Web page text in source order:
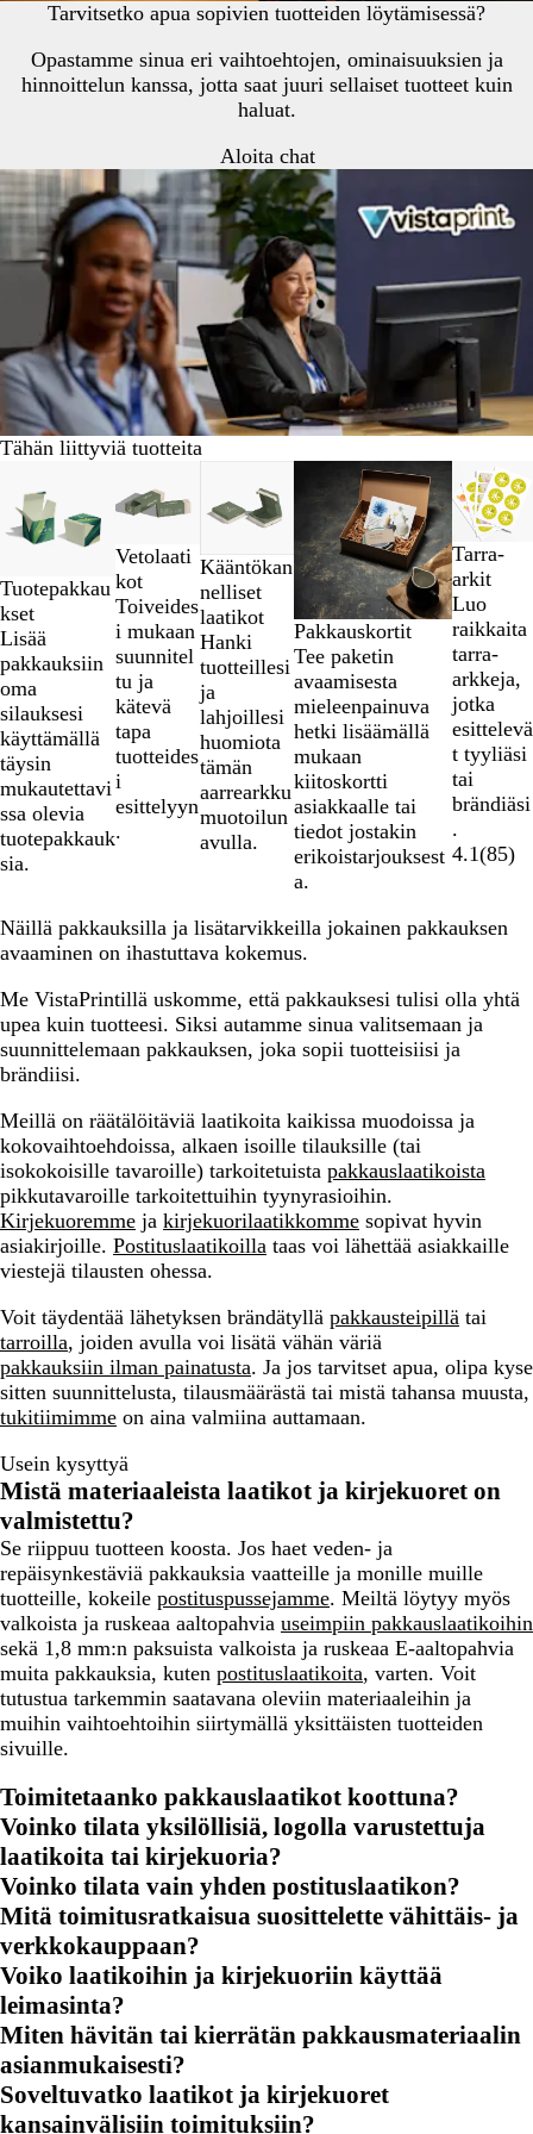
Tarvitsetko apua sopivien tuotteiden löytämisessä?
Opastamme sinua eri vaihtoehtojen, ominaisuuksien ja
hinnoittelun kanssa, jotta saat juuri sellaiset tuotteet kuin
haluat.
Aloita chat
Tähän liittyviä tuotteita
Tuotepakkau
kset
Lisää
pakkauksiin
oma
silauksesi
käyttämällä
täysin
mukautettavi
ssa olevia
tuotepakkauk
sia.
Vetolaati
kot
Toiveides
i mukaan
suunnitel
tu ja
kätevä
tapa
tuotteides
i
esittelyyn
.
Kääntökan
nelliset
laatikot
Hanki
tuotteillesi
ja
lahjoillesi
huomiota
tämän
aarrearkku
muotoilun
avulla.
Pakkauskortit
Tee paketin
avaamisesta
mieleenpainuva
hetki lisäämällä
mukaan
kiitoskortti
asiakkaalle tai
tiedot jostakin
erikoistarjouksest
a.
Uudet
Tarra-
arkit
Luo
raikkaita
tarra-
arkkeja,
jotka
esittelevä
t tyyliäsi
tai
brändiäsi
.
4.1(85)
5
Näillä pakkauksilla ja lisätarvikkeilla jokainen pakkauksen
avaaminen on ihastuttava kokemus.
Me VistaPrintillä uskomme, että pakkauksesi tulisi olla yhtä
upea kuin tuotteesi. Siksi autamme sinua valitsemaan ja
suunnittelemaan pakkauksen, joka sopii tuotteisiisi ja
brändiisi.
Meillä on räätälöitäviä laatikoita kaikissa muodoissa ja
kokovaihtoehdoissa, alkaen isoille tilauksille (tai
isokokoisille tavaroille) tarkoitetuista pakkauslaatikoista
pikkutavaroille tarkoitettuihin tyynyrasioihin.
Kirjekuoremme ja kirjekuorilaatikkomme sopivat hyvin
asiakirjoille. Postituslaatikoilla taas voi lähettää asiakkaille
viestejä tilausten ohessa.
Voit täydentää lähetyksen brändätyllä pakkausteipillä tai
tarroilla, joiden avulla voi lisätä vähän väriä
pakkauksiin ilman painatusta. Ja jos tarvitset apua, olipa kyse
sitten suunnittelusta, tilausmäärästä tai mistä tahansa muusta,
tukitiimimme on aina valmiina auttamaan.
Usein kysyttyä
Mistä materiaaleista laatikot ja kirjekuoret on
valmistettu?
Se riippuu tuotteen koosta. Jos haet veden- ja
repäisynkestäviä pakkauksia vaatteille ja monille muille
tuotteille, kokeile postituspussejamme. Meiltä löytyy myös
valkoista ja ruskeaa aaltopahvia useimpiin pakkauslaatikoihin
sekä 1,8 mm:n paksuista valkoista ja ruskeaa E-aaltopahvia
muita pakkauksia, kuten postituslaatikoita, varten. Voit
tutustua tarkemmin saatavana oleviin materiaaleihin ja
muihin vaihtoehtoihin siirtymällä yksittäisten tuotteiden
sivuille.
Toimitetaanko pakkauslaatikot koottuna?
Voinko tilata yksilöllisiä, logolla varustettuja
laatikoita tai kirjekuoria?
Voinko tilata vain yhden postituslaatikon?
Mitä toimitusratkaisua suosittelette vähittäis- ja
verkkokauppaan?
Voiko laatikoihin ja kirjekuoriin käyttää
leimasinta?
Miten hävitän tai kierrätän pakkausmateriaalin
asianmukaisesti?
Soveltuvatko laatikot ja kirjekuoret
kansainvälisiin toimituksiin?